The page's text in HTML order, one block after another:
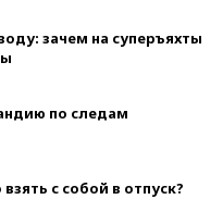
зачем на суперъяхты
по следам
с собой в отпуск?